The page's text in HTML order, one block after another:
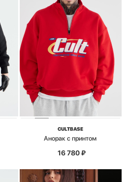
CULTBASE
Анорак с принтом
16 780₽